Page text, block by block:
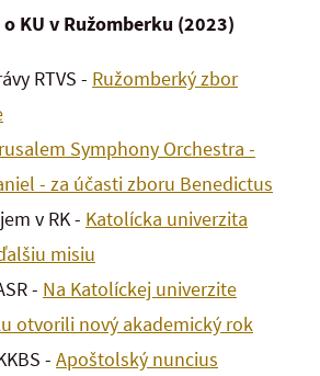
KU v Ružomberku (2023)
RTVS - Ružomberký zbor
Symphony Orchestra -
- za účasti zboru Benedictus
v RK - Katolícka univerzita
misiu
- Na Katolíckej univerzite
otvorili nový akademický rok
- Apoštolský nuncius